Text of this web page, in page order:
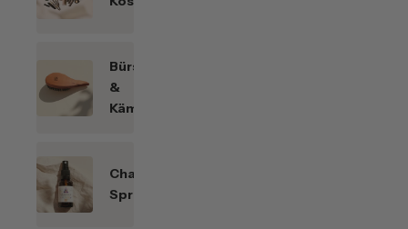
Bürsten
&
Kämme
Chakren-
Sprays